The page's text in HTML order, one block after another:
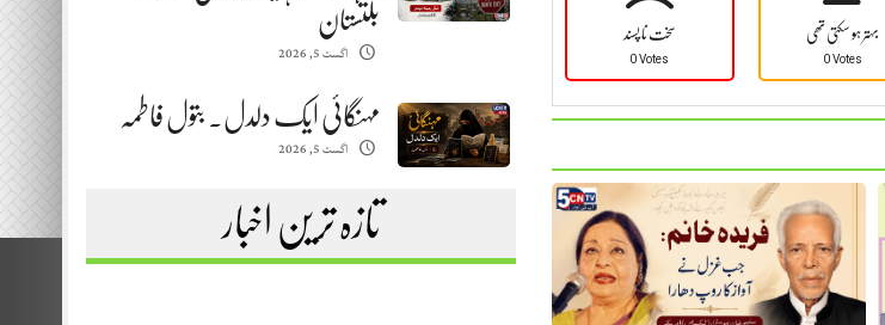
بلتستان
اگست 5, 2026
مہنگائی ایک دلدل. بتول فاطمہ
اگست 5, 2026
تازہ ترین اخبار
سخت نا پسند
0 Votes
بہتر ہو سکتی تھی
0 Votes